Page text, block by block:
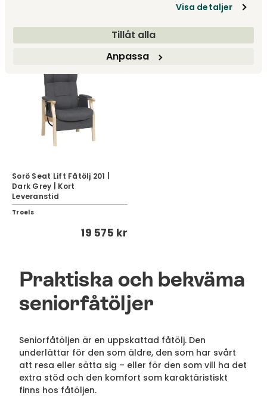
Visa detaljer
Tillåt alla
Anpassa
Sorö Seat Lift Fåtölj 201 |
Dark Grey | Kort
Leveranstid
Troels
19 575 kr
Praktiska och bekväma
seniorfåtöljer
Seniorfåtöljen är en uppskattad fåtölj. Den
underlättar för den som äldre, den som har svårt
att resa eller sätta sig – eller för den som vill ha det
extra stöd och den komfort som karaktäristiskt
finns hos fåtöljen.